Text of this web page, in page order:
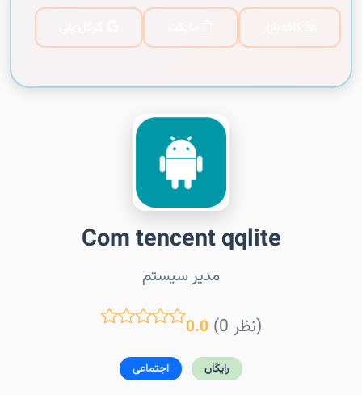
Com tencent qqlite
مدیر سیستم
0.0 (0 نظر)
رایگان اجتماعی